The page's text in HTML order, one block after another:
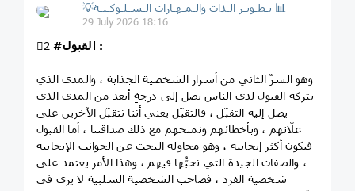
💡تـطـويـر الـذات والـمـهـارات الـسـلـوكـيـة 📊
29 July 2026 18:16
2⃣ #القبول :
وهو السرّ الثاني من أسرار الشخصية الجذابة ، والمدى الذي
يتركه القبول لدى الناس يصل إلى درجةٍ أبعد من المدى الذي
يصل إليه التقبّل ، فالتقبّل يعني أننا نتقبّل الآخرين على
علّاتهم ، وبأخطائهم ونمنحهم مع ذلك صداقتنا ، أما القبول
فيكون أكثر إيجابية ، وهو محاولة البحث عن الجوانب الإيجابية
، والصفات الجيدة التي نحبُّها فيهم ، وهذا الأمر يعتمد على
شخصية الفرد ، فصاحب الشخصية السلبية لا يرى في